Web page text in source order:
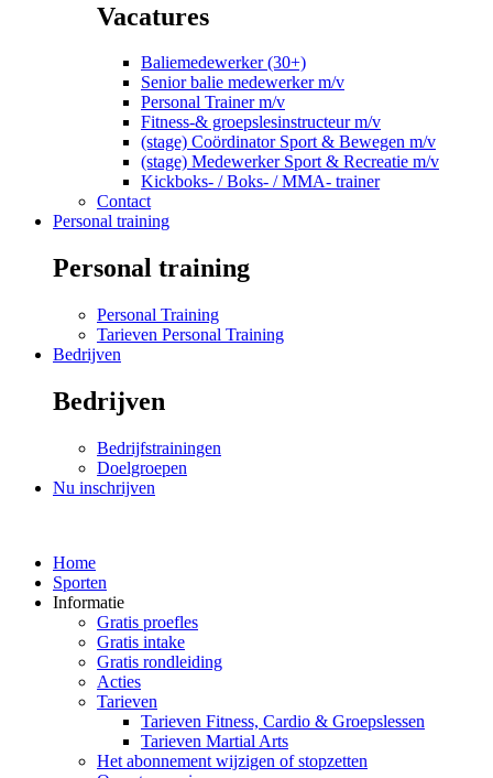
Vacatures
Baliemedewerker (30+)
Senior balie medewerker m/v
Personal Trainer m/v
Fitness-& groepslesinstructeur m/v
(stage) Coördinator Sport & Bewegen m/v
(stage) Medewerker Sport & Recreatie m/v
Kickboks- / Boks- / MMA- trainer
Contact
Personal training
Personal training
Personal Training
Tarieven Personal Training
Bedrijven
Bedrijven
Bedrijfstrainingen
Doelgroepen
Nu inschrijven
Home
Sporten
Informatie
Gratis proefles
Gratis intake
Gratis rondleiding
Acties
Tarieven
Tarieven Fitness, Cardio & Groepslessen
Tarieven Martial Arts
Het abonnement wijzigen of stopzetten